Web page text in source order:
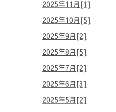
2025年11月[1]
2025年10月[5]
2025年9月[2]
2025年8月[5]
2025年7月[2]
2025年6月[3]
2025年5月[2]